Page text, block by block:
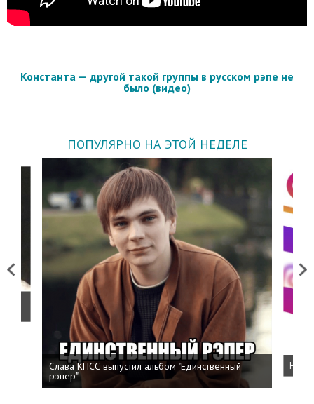
Константа — другой такой группы в русском рэпе не
было (видео)
ПОПУЛЯРНО НА ЭТОЙ НЕДЕЛЕ
Previous
Слава КПСС выпустил альбом "Единственный
рэпер"
Next